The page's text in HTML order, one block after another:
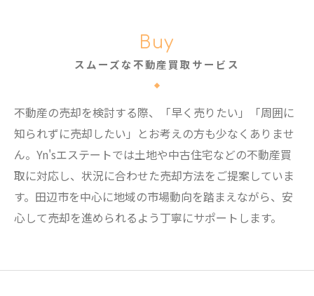
スムーズな不動産買取サービス
Buy
不動産の売却を検討する際、「早く売りたい」「周囲に
知られずに売却したい」とお考えの方も少なくありませ
ん。Yn'sエステートでは土地や中古住宅などの不動産買
取に対応し、状況に合わせた売却方法をご提案していま
す。田辺市を中心に地域の市場動向を踏まえながら、安
心して売却を進められるよう丁寧にサポートします。